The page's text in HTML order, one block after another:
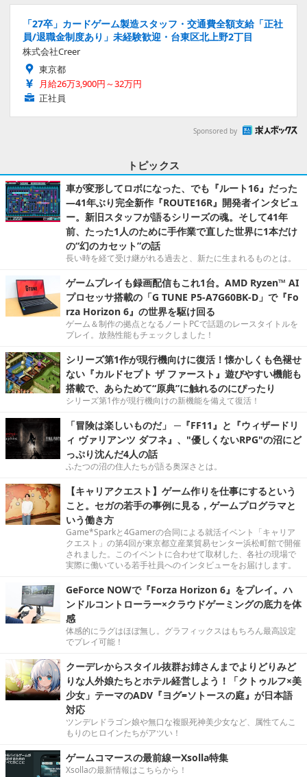
「27卒」カードゲーム製造スタッフ・交通費全額支給「正社
員/退職金制度あり」未経験歓迎・台東区北上野2丁目
株式会社Creer
東京都
月給26万3,900円～32万円
正社員
Sponsored by
トピックス
車が変形してロボになった、でも『ルート16』だった
―41年ぶり完全新作『ROUTE16R』開発者インタビュ
ー。新旧スタッフが語るシリーズの魂。そして41年
前、たった1人のために手作業で直した世界に1本だけ
の“幻のカセット”の話
長い時を経て受け継がれる過去と、新たに生まれるものとは。
ゲームプレイも録画配信もこれ1台。AMD Ryzen™ AI
プロセッサ搭載の「G TUNE P5-A7G60BK-D」で『Fo
rza Horizon 6』の世界を駆け回る
ゲーム＆制作の拠点となるノートPCで話題のレースタイトルを
プレイ。放熱性能もチェックしました！
シリーズ第1作が現行機向けに復活！懐かしくも色褪せ
ない『カルドセプト ザ ファースト』遊びやすい機能も
搭載で、あらためて“原典”に触れるのにぴったり
シリーズ第1作が現行機向けの新機能を備えて復活！
「冒険は楽しいものだ」 ─『FF11』と『ウィザードリ
ィ ヴァリアンツ ダフネ』、"優しくないRPG"の沼にど
っぷり沈んだ4人の話
ふたつの沼の住人たちが語る奥深さとは。
【キャリアクエスト】ゲーム作りを仕事にするという
こと。セガの若手の事例に見る，ゲームプログラマと
いう働き方
Game*Sparkと4Gamerの合同による就活イベント「キャリア
クエスト」の第4回が東京都立産業貿易センター浜松町館で開催
されました。このイベントに合わせて取材した、各社の現場で
実際に働いている若手社員へのインタビューをお届けします。
GeForce NOWで『Forza Horizon 6』をプレイ。ハ
ンドルコントローラー×クラウドゲーミングの底力を体
感
体感的にラグはほぼ無し。グラフィックスはもちろん最高設定
でプレイ可能！
クーデレからスタイル抜群お姉さんまでよりどりみど
りな人外娘たちとホテル経営しよう！「クトゥルフ×美
少女」テーマのADV『ヨグ=ソトースの庭』が日本語
対応
ツンデレドラゴン娘や無口な複眼死神美少女など、属性てんこ
もりのヒロインたちがアツい！
ゲームコマースの最前線ーXsolla特集
Xsollaの最新情報はこちらから！